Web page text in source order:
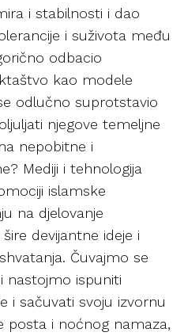
i stabilnosti i dao
i suživota među
odbacio
kao modele
odlučno suprotstavio
njegove temeljne
nepobitne i
Mediji i tehnologija
islamske
na djelovanje
devijantne ideje i
Čuvajmo se
nastojmo ispuniti
i sačuvati svoju izvornu
posta i noćnog namaza,